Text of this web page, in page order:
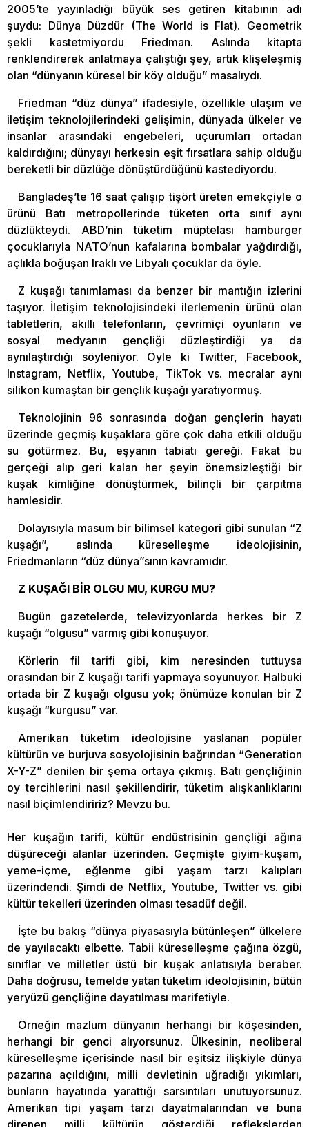
2005’te yayınladığı büyük ses getiren kitabının adı
şuydu: Dünya Düzdür (The World is Flat). Geometrik
şekli kastetmiyordu Friedman. Aslında kitapta
renklendirerek anlatmaya çalıştığı şey, artık klişeleşmiş
olan “dünyanın küresel bir köy olduğu” masalıydı.
Friedman “düz dünya” ifadesiyle, özellikle ulaşım ve
iletişim teknolojilerindeki gelişimin, dünyada ülkeler ve
insanlar arasındaki engebeleri, uçurumları ortadan
kaldırdığını; dünyayı herkesin eşit fırsatlara sahip olduğu
bereketli bir düzlüğe dönüştürdüğünü kastediyordu.
Bangladeş’te 16 saat çalışıp tişört üreten emekçiyle o
ürünü Batı metropollerinde tüketen orta sınıf aynı
düzlükteydi. ABD’nin tüketim müptelası hamburger
çocuklarıyla NATO’nun kafalarına bombalar yağdırdığı,
açlıkla boğuşan Iraklı ve Libyalı çocuklar da öyle.
Z kuşağı tanımlaması da benzer bir mantığın izlerini
taşıyor. İletişim teknolojisindeki ilerlemenin ürünü olan
tabletlerin, akıllı telefonların, çevrimiçi oyunların ve
sosyal medyanın gençliği düzleştirdiği ya da
aynılaştırdığı söyleniyor. Öyle ki Twitter, Facebook,
Instagram, Netflix, Youtube, TikTok vs. mecralar aynı
silikon kumaştan bir gençlik kuşağı yaratıyormuş.
Teknolojinin 96 sonrasında doğan gençlerin hayatı
üzerinde geçmiş kuşaklara göre çok daha etkili olduğu
su götürmez. Bu, eşyanın tabiatı gereği. Fakat bu
gerçeği alıp geri kalan her şeyin önemsizleştiği bir
kuşak kimliğine dönüştürmek, bilinçli bir çarpıtma
hamlesidir.
Dolayısıyla masum bir bilimsel kategori gibi sunulan “Z
kuşağı”, aslında küreselleşme ideolojisinin,
Friedmanların “düz dünya”sının kavramıdır.
Z KUŞAĞI BİR OLGU MU, KURGU MU?
Bugün gazetelerde, televizyonlarda herkes bir Z
kuşağı “olgusu” varmış gibi konuşuyor.
Körlerin fil tarifi gibi, kim neresinden tuttuysa
orasından bir Z kuşağı tarifi yapmaya soyunuyor. Halbuki
ortada bir Z kuşağı olgusu yok; önümüze konulan bir Z
kuşağı “kurgusu” var.
Amerikan tüketim ideolojisine yaslanan popüler
kültürün ve burjuva sosyolojisinin bağrından “Generation
X-Y-Z” denilen bir şema ortaya çıkmış. Batı gençliğinin
oy tercihlerini nasıl şekillendirir, tüketim alışkanlıklarını
nasıl biçimlendiririz? Mevzu bu.
Her kuşağın tarifi, kültür endüstrisinin gençliği ağına
düşüreceği alanlar üzerinden. Geçmişte giyim-kuşam,
yeme-içme, eğlenme gibi yaşam tarzı kalıpları
üzerindendi. Şimdi de Netflix, Youtube, Twitter vs. gibi
kültür tekelleri üzerinden olması tesadüf değil.
İşte bu bakış “dünya piyasasıyla bütünleşen” ülkelere
de yayılacaktı elbette. Tabii küreselleşme çağına özgü,
sınıflar ve milletler üstü bir kuşak anlatısıyla beraber.
Daha doğrusu, temelde yatan tüketim ideolojisinin, bütün
yeryüzü gençliğine dayatılması marifetiyle.
Örneğin mazlum dünyanın herhangi bir köşesinden,
herhangi bir genci alıyorsunuz. Ülkesinin, neoliberal
küreselleşme içerisinde nasıl bir eşitsiz ilişkiyle dünya
pazarına açıldığını, milli devletinin uğradığı yıkımları,
bunların hayatında yarattığı sarsıntıları unutuyorsunuz.
Amerikan tipi yaşam tarzı dayatmalarından ve buna
direnen milli kültürün gösterdiği reflekslerden